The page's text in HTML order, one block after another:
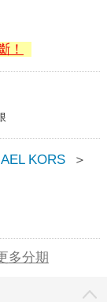
！
KORS
＞
多分期